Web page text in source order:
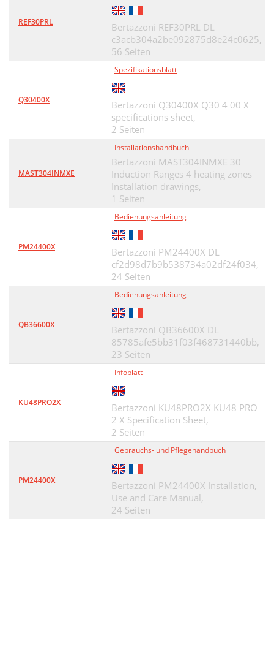
REF30PRL
Bertazzoni REF30PRL DL
c3acb304a2be092875d8e24c0625,
56 Seiten
Q30400X
Spezifikationsblatt
Bertazzoni Q30400X Q30 4 00 X
specifications sheet,
2 Seiten
MAST304INMXE
Installationshandbuch
Bertazzoni MAST304INMXE 30
Induction Ranges 4 heating zones
Installation drawings,
1 Seiten
PM24400X
Bedienungsanleitung
Bertazzoni PM24400X DL
cf2d98d7b9b538734a02df24f034,
24 Seiten
QB36600X
Bedienungsanleitung
Bertazzoni QB36600X DL
85785afe5bb31f03f468731440bb,
23 Seiten
KU48PRO2X
Infoblatt
Bertazzoni KU48PRO2X KU48 PRO
2 X Specification Sheet,
2 Seiten
PM24400X
Gebrauchs- und Pflegehandbuch
Bertazzoni PM24400X Installation,
Use and Care Manual,
24 Seiten